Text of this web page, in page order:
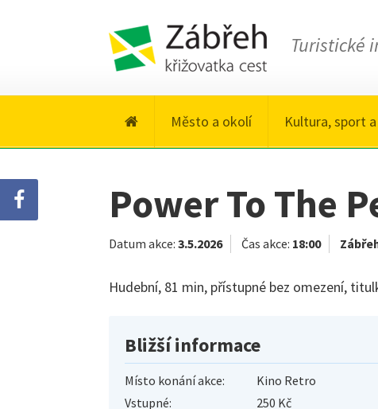
Turistické
Město a okolí Kultura, sport
Power To The
Datum akce: 3.5.2026 Čas akce: 18:00
Hudební, 81 min, přístupné bez omezení,
Bližší informace
Místo konání akce:
Kino Retro
Vstupné:
250 Kč